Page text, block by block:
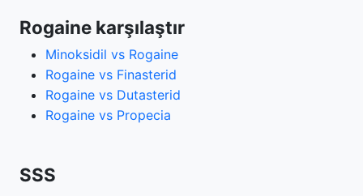
Rogaine karşılaştır
Minoksidil vs Rogaine
Rogaine vs Finasterid
Rogaine vs Dutasterid
Rogaine vs Propecia
SSS